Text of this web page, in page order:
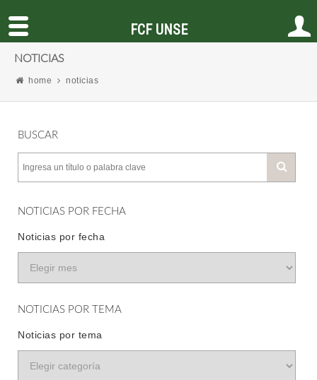
NOTICIAS
home noticias
BUSCAR
NOTICIAS POR FECHA
Noticias por fecha
NOTICIAS POR TEMA
Noticias por tema
FCF UNSE